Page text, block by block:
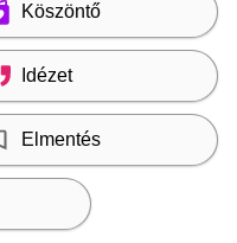
Köszöntő
Idézet
Elmentés